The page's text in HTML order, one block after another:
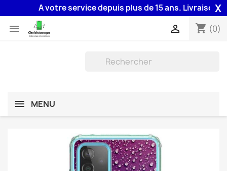
A votre service depuis plus de 15 ans. Livraison X
 shopping_cart (0)

MENU